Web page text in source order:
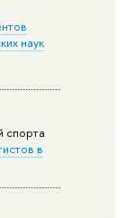
наук
спорта
в